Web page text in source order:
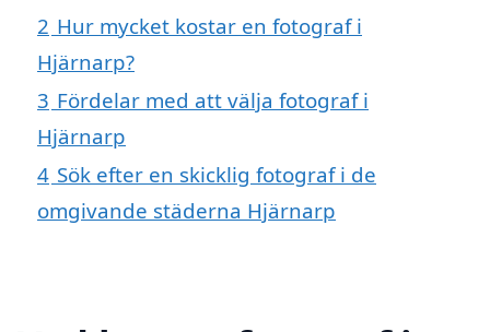
2 Hur mycket kostar en fotograf i
Hjärnarp?
3 Fördelar med att välja fotograf i
Hjärnarp
4 Sök efter en skicklig fotograf i de
omgivande städerna Hjärnarp